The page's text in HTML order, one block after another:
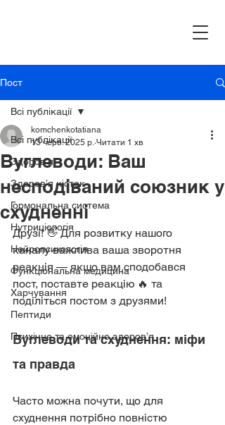
Пост
Всі публікації
Здоров’я
Здоров’я кісток
Гормональна система
Нутриціологія
Нейропсихологія
Функціональна медицина
Харчування
Пептиди
Психічне та емоційне здоров’я
Всі публікації
Вуглеводи: Ваш
несподіваний союзник у
схудненні
komchenkotatiana
13 черв. 2025 р. Читати 1 хв
Друзі! 👋 Для розвитку нашого
каналу важлива ваша зворотня
реакція — якщо вам сподобався
пост, поставте реакцію 🔥 та
поділіться постом з друзями!
Вуглеводи та схуднення: міфи
та правда
Часто можна почути, що для
схуднення потрібно повністю